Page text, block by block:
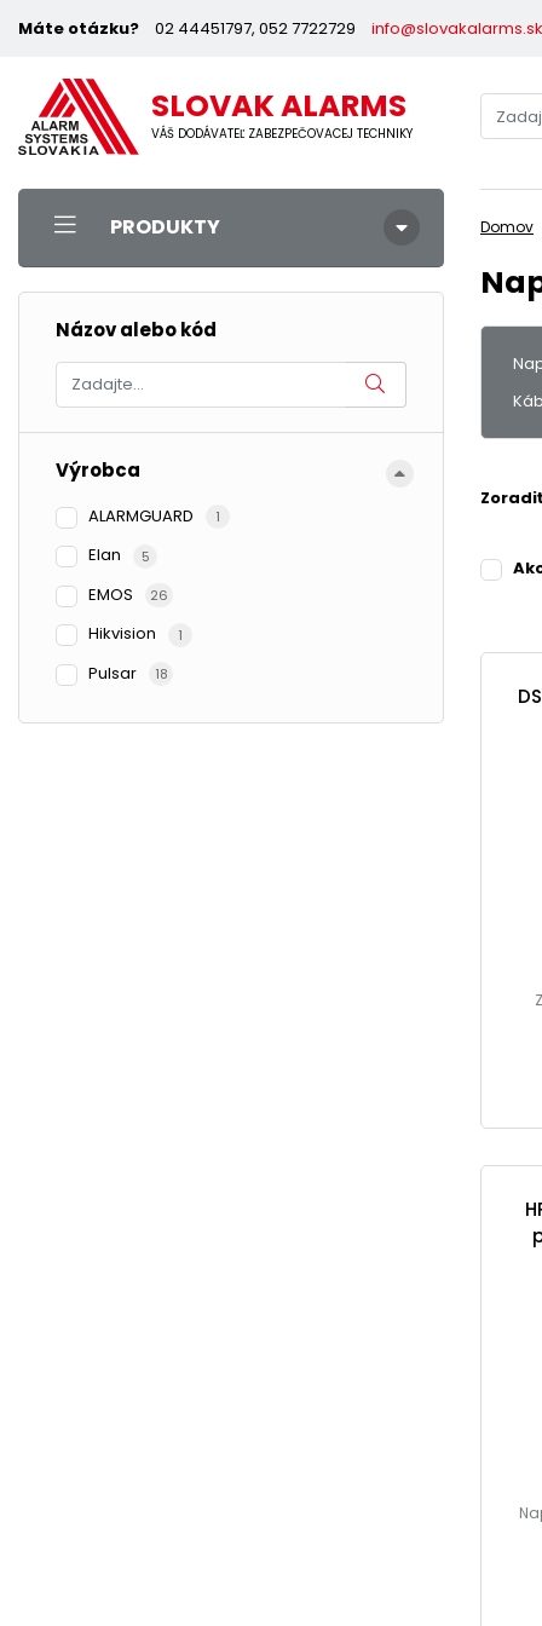
Máte otázku? 02 44451797, 052 7722729 info@slovakalarms.sk
SLOVAK ALARMS
VÁŠ DODÁVATEĽ ZABEZPEČOVACEJ TECHNIKY
PRODUKTY
Názov alebo kód
Výrobca
ALARMGUARD 1
Elan 5
EMOS 26
Hikvision 1
Pulsar 18
Domov